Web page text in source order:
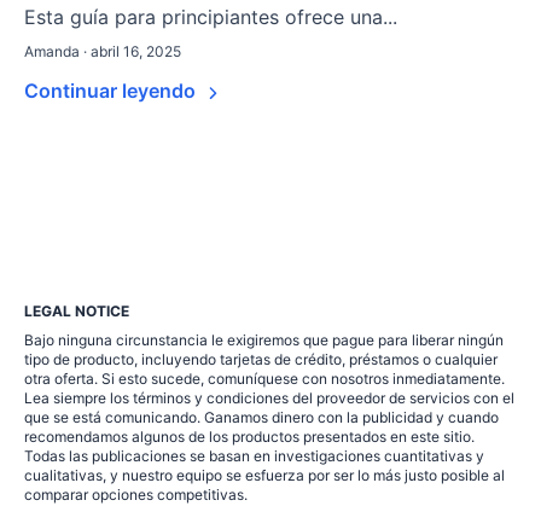
Esta guía para principiantes ofrece una...
Amanda · abril 16, 2025
Continuar leyendo
LEGAL NOTICE
Bajo ninguna circunstancia le exigiremos que pague para liberar ningún
tipo de producto, incluyendo tarjetas de crédito, préstamos o cualquier
otra oferta. Si esto sucede, comuníquese con nosotros inmediatamente.
Lea siempre los términos y condiciones del proveedor de servicios con el
que se está comunicando. Ganamos dinero con la publicidad y cuando
recomendamos algunos de los productos presentados en este sitio.
Todas las publicaciones se basan en investigaciones cuantitativas y
cualitativas, y nuestro equipo se esfuerza por ser lo más justo posible al
comparar opciones competitivas.